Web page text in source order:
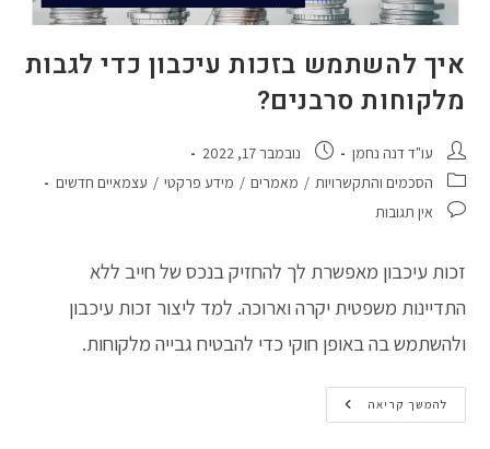
איך להשתמש בזכות עיכבון כדי לגבות
מלקוחות סרבנים?
מחבר:עו"ד דנה נחמן פורסם:נובמבר 17, 2022
קטגוריה:הסכמים והתקשרויות / מאמרים / מידע פרקטי / עצמאיים חדשים
תגובות:אין תגובות
זכות עיכבון מאפשרת לך להחזיק בנכס של חייב ללא
התדיינות משפטית יקרה וארוכה. למד ליצור זכות עיכבון
ולהשתמש בה באופן חוקי כדי להבטיח גבייה מלקוחות.
להמשך קריאה איך
להשתמש